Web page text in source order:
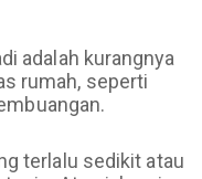
adalah kurangnya
rumah, seperti
terlalu sedikit atau